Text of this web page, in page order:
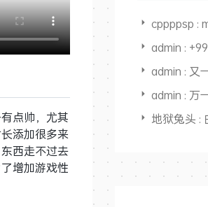
点帅，尤其
添加很多来
西走不过去
增加游戏性
admin : +99